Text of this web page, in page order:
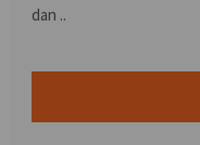
dan ..